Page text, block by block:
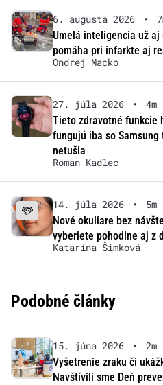
6. augusta 2026 •
Umelá inteligencia už aj
pomáha pri infarkte aj
Ondrej Macko
27. júla 2026 •
4m
Tieto zdravotné funkcie
fungujú iba so
netušia
Roman Kadlec
14. júla 2026 •
5m
Nové okuliare bez
vyberiete pohodlne aj z
Katarína Šimková
Podobné články
15. júna 2026 •
2m
Vyšetrenie zraku či
Navštívili sme Deň